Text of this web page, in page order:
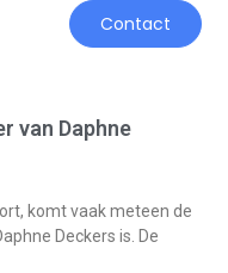
Contact
van Daphne
komt vaak meteen de
Deckers is. De